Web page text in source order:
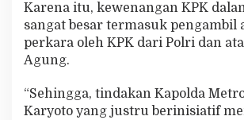
k
a
n
P
p
i
Karena itu, kewenangan KPK
sangat besar termasuk pengambil
perkara oleh KPK dari Polri dan
Agung.
“Sehingga, tindakan Kapolda
Karyoto yang justru berinisiatif